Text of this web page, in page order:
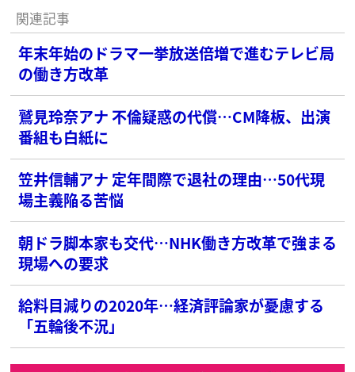
関連記事
年末年始のドラマ一挙放送倍増で進むテレビ局
の働き方改革
鷲見玲奈アナ 不倫疑惑の代償…CM降板、出演
番組も白紙に
笠井信輔アナ 定年間際で退社の理由…50代現
場主義陥る苦悩
朝ドラ脚本家も交代…NHK働き方改革で強まる
現場への要求
給料目減りの2020年…経済評論家が憂慮する
「五輪後不況」